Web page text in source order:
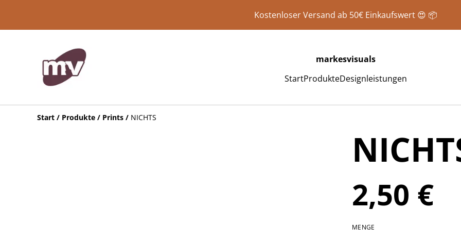
Kostenloser Versand ab 50€ Einkaufswert 😍 📦
markesvisuals
StartProdukteDesignleistungen
Start / Produkte / Prints / NICHTS
2,50 €
MENGE